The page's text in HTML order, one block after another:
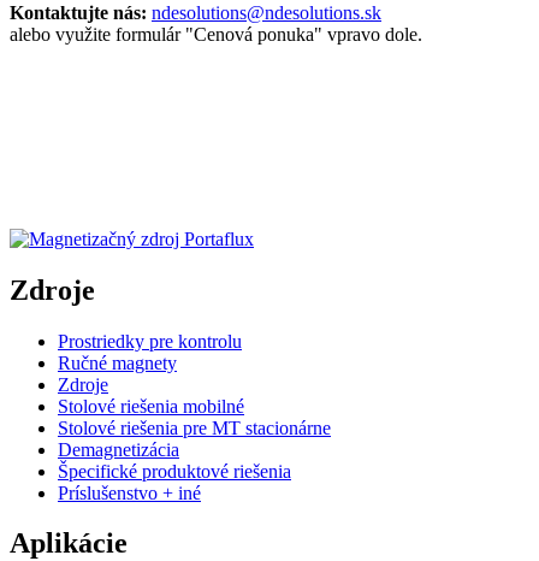
Kontaktujte nás: ndesolutions@ndesolutions.sk
alebo využite formulár "Cenová ponuka" vpravo dole.
Zdroje
Prostriedky pre kontrolu
Ručné magnety
Zdroje
Stolové riešenia mobilné
Stolové riešenia pre MT stacionárne
Demagnetizácia
Špecifické produktové riešenia
Príslušenstvo + iné
Aplikácie